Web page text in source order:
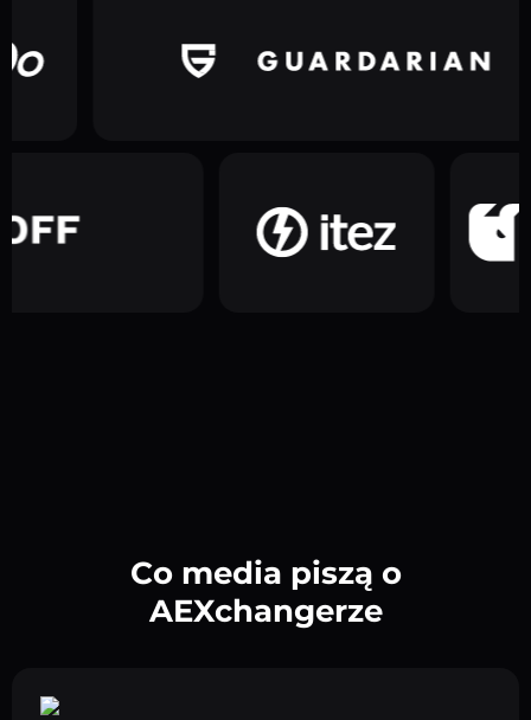
Co media piszą o
AEXchangerze